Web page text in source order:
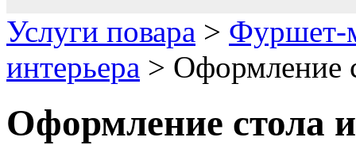
Услуги повара > Фуршет-
интерьера > Оформление
Оформление стола